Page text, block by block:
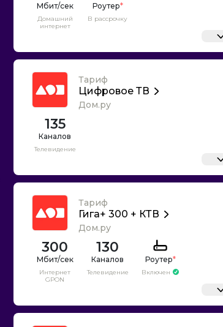
Домашний
интернет
Роутер*
В рассрочку
Тариф
Цифровое ТВ
Дом.ру
135
Каналов
Телевидение
Тариф
Гига+ 300 + КТВ
Дом.ру
300
Интернет
GPON
130
Каналов
Телевидение
Роутер*
Включен